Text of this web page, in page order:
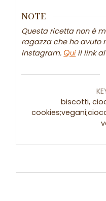
NOTE
Questa ricetta non è
ragazza che ho avuto
Instagram. Qui il link
biscotti,